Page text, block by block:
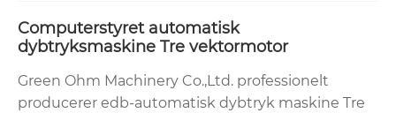
Computerstyret automatisk
dybtryksmaskine Tre vektormotor
Green Ohm Machinery Co.,Ltd. professionelt
producerer edb-automatisk dybtryk maskine Tre